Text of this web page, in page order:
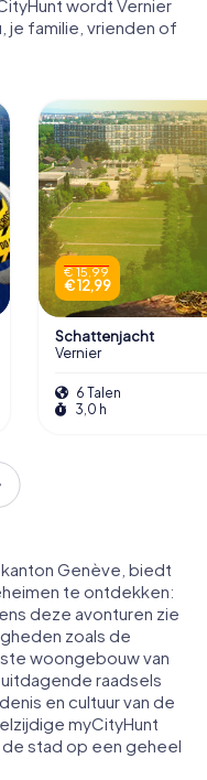
wordt Vernier
je familie, vrienden of
€ 15,99
€ 12,99
Schattenjacht
Vernier
6 Talen
3,0 h
Genève, biedt
te ontdekken:
deze avonturen zie
zoals de
woongebouw van
uitdagende raadsels
en cultuur van de
myCityHunt
stad op een geheel